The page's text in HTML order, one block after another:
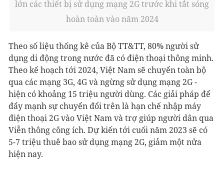
lớn các thiết bị sử dụng mạng 2G trước khi tắt sóng
hoàn toàn vào năm 2024
Theo số liệu thống kê của Bộ TT&TT, 80% người sử
dụng di động trong nước đã có điện thoại thông minh.
Theo kế hoạch tới 2024, Việt Nam sẽ chuyển toàn bộ
qua các mạng 3G, 4G và ngừng sử dụng mạng 2G -
hiện có khoảng 15 triệu người dùng. Các giải pháp để
đẩy mạnh sự chuyển đổi trên là hạn chế nhập máy
điện thoại 2G vào Việt Nam và trợ giúp người dân qua
Viễn thông công ích. Dự kiến tới cuối năm 2023 sẽ có
5-7 triệu thuê bao sử dụng mạng 2G, giảm một nửa
hiện nay.